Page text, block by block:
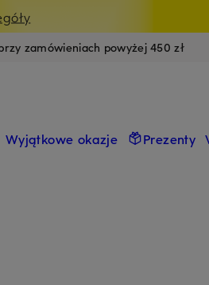
zamówieniach powyżej 450 zł
Wyjątkowe okazje Prezenty